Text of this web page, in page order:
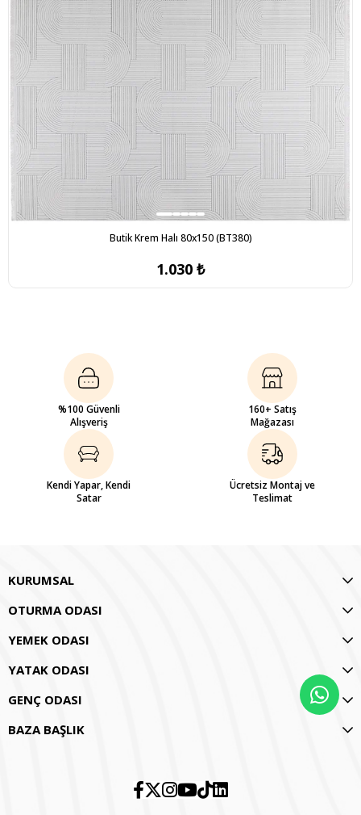
Butik Krem Halı 80x150 (BT380)
1.030 ₺
%100 Güvenli
Alışveriş
160+ Satış
Mağazası
Kendi Yapar, Kendi
Satar
Ücretsiz Montaj ve
Teslimat
KURUMSAL
OTURMA ODASI
YEMEK ODASI
YATAK ODASI
GENÇ ODASI
BAZA BAŞLIK